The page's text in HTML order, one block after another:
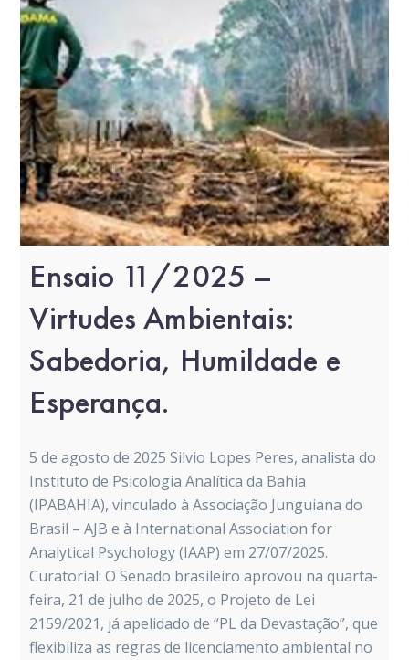
Ensaio 11/2025 –
Virtudes Ambientais:
Sabedoria, Humildade e
Esperança.
5 de agosto de 2025 Silvio Lopes Peres, analista do
Instituto de Psicologia Analítica da Bahia
(IPABAHIA), vinculado à Associação Junguiana do
Brasil – AJB e à International Association for
Analytical Psychology (IAAP) em 27/07/2025.
Curatorial: O Senado brasileiro aprovou na quarta-
feira, 21 de julho de 2025, o Projeto de Lei
2159/2021, já apelidado de “PL da Devastação”, que
flexibiliza as regras de licenciamento ambiental no